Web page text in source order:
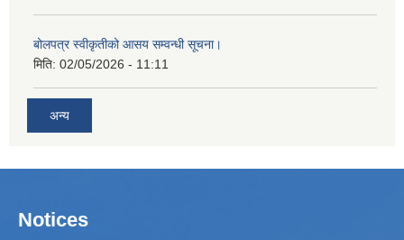
बोलपत्र स्वीकृतीको आसय सम्वन्धी सूचना।
मिति: 02/05/2026 - 11:11
अन्य
Notices